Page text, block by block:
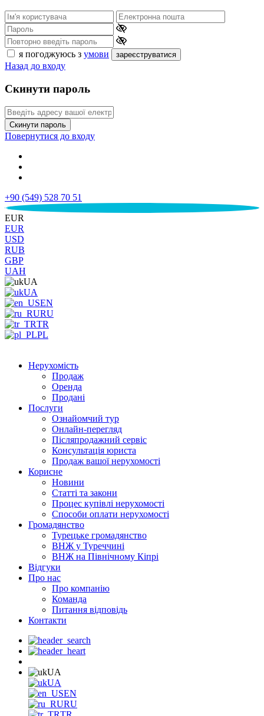
я погоджуюсь з умови зареєструватися
Назад до входу
Скинути пароль
Скинути пароль
Повернутися до входу
+90 (549) 528 70 51
€
EUR
EUR
USD
RUB
GBP
UAH
UA
UA
EN
RU
TR
PL
Нерухомість
Продаж
Оренда
Продані
Послуги
Ознайомчий тур
Онлайн-перегляд
Післяпродажний сервіс
Консультація юриста
Продаж вашої нерухомості
Корисне
Новини
Статті та закони
Процес купівлі нерухомості
Способи оплати нерухомості
Громадянство
Турецьке громадянство
ВНЖ у Туреччині
ВНЖ на Північному Кіпрі
Відгуки
Про нас
Про компанію
Команда
Питання відповідь
Контакти
UA
UA
EN
RU